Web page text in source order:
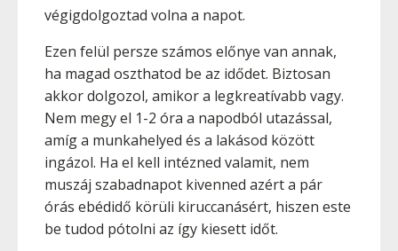
végigdolgoztad volna a napot.
Ezen felül persze számos előnye van annak,
ha magad oszthatod be az idődet. Biztosan
akkor dolgozol, amikor a legkreatívabb vagy.
Nem megy el 1-2 óra a napodból utazással,
amíg a munkahelyed és a lakásod között
ingázol. Ha el kell intézned valamit, nem
muszáj szabadnapot kivenned azért a pár
órás ebédidő körüli kiruccanásért, hiszen este
be tudod pótolni az így kiesett időt.